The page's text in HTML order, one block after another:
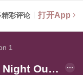
彩评论 打开App
1
Vic Reeves Big Night Out Season 1